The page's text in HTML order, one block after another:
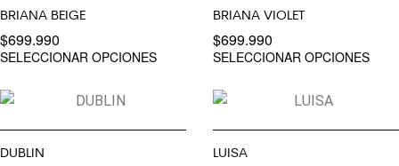
BRIANA BEIGE
$699.990
SELECCIONAR OPCIONES
BRIANA VIOLET
$699.990
SELECCIONAR OPCIONES
DUBLIN LUISA